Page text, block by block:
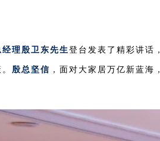
理殷卫东先生登台发表了精彩讲话
殷总坚信 ，面对大家居万亿新蓝海